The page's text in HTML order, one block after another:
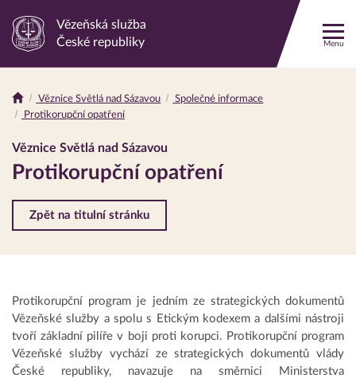
Odkaz
stránku
Vězeňská služba
České republiky
Menu
Drobečková
Věznice Světlá nad Sázavou
Společné informace
Protikorupční opatření
Věznice Světlá nad Sázavou
Protikorupční opatření
Zpět na titulní stránku
Protikorupční program je jedním ze strategických dokumentů
Vězeňské služby a spolu s Etickým kodexem a dalšími nástroji
tvoří základní pilíře v boji proti korupci. Protikorupční program
Vězeňské služby vychází ze strategických dokumentů vlády
České republiky, navazuje na směrnici Ministerstva